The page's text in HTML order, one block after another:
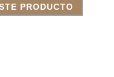
PRODUCTO